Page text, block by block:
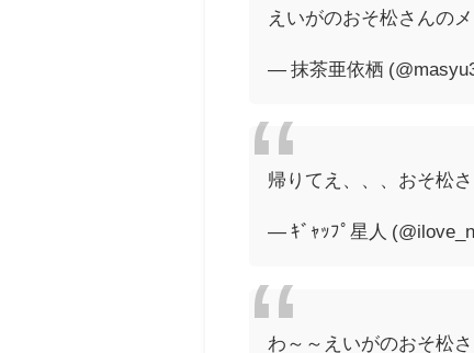
えいがのおそ松さんの
— 抹茶亜依栖
帰りてえ、、、おそ松
— ｷﾞｬｯﾌﾟ星人
わ～～えいがのおそ松